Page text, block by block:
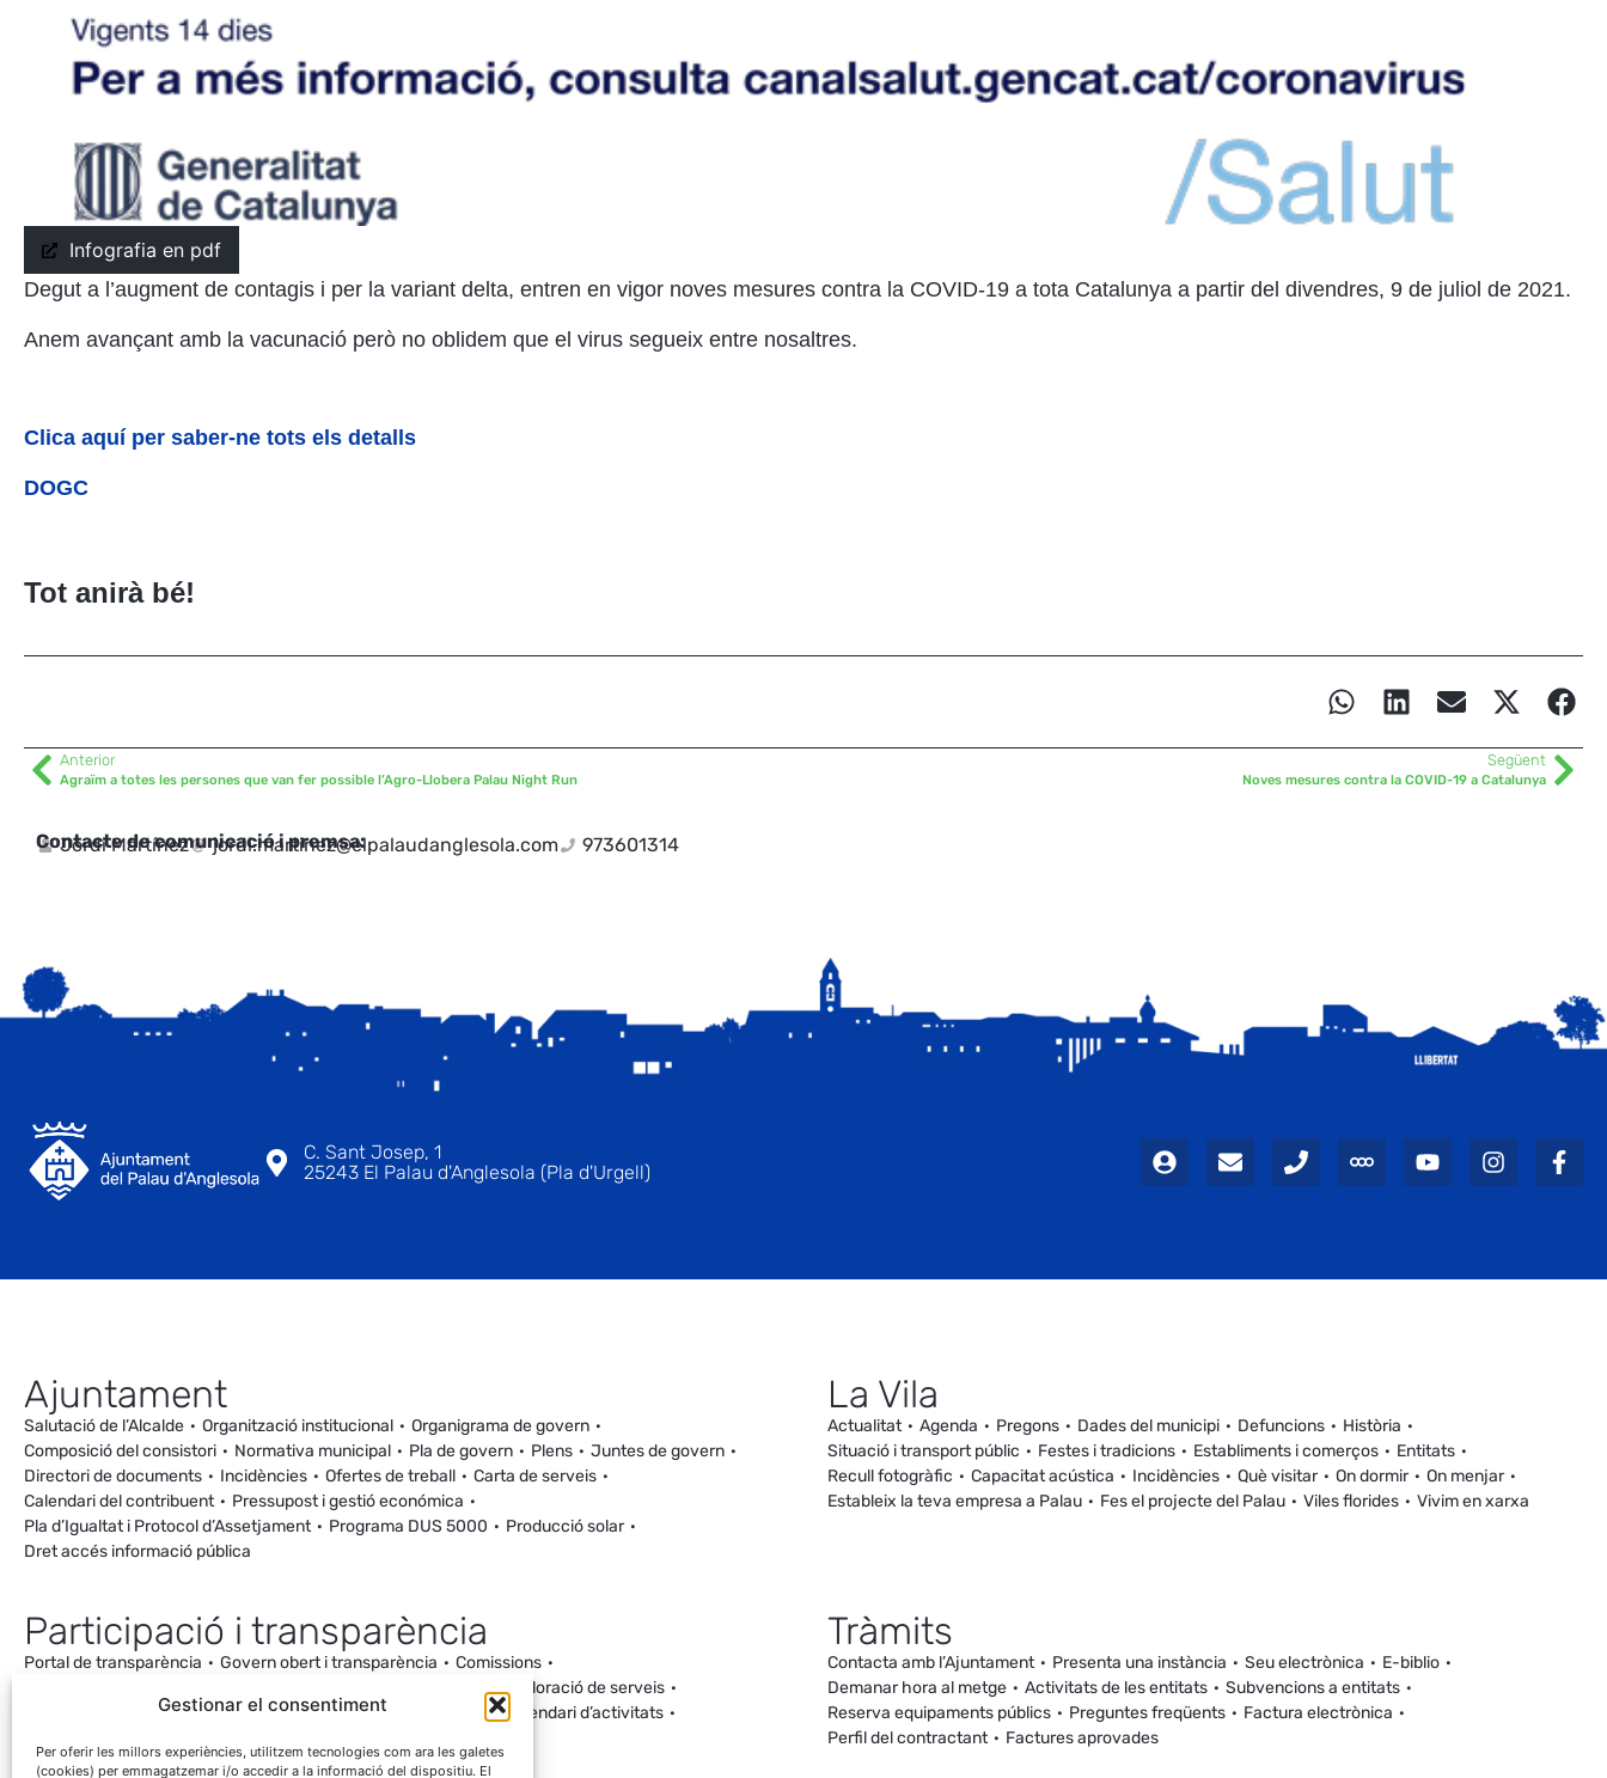
Gestionar el consentiment
Per oferir les millors experiències, utilitzem tecnologies com ara les galetes
(cookies) per emmagatzemar i/o accedir a la informació del dispositiu. El
Infografia en pdf
Degut a l’augment de contagis i per la variant delta, entren en vigor noves mesures contra la COVID-19 a tota Catalunya a partir del divendres, 9 de juliol de 2021.
Anem avançant amb la vacunació però no oblidem que el virus segueix entre nosaltres.
Clica aquí per saber-ne tots els detalls
DOGC
Tot anirà bé!
Anterior
Agraïm a totes les persones que van fer possible l’Agro-Llobera Palau Night Run
Següent
Noves mesures contra la COVID-19 a Catalunya
Contacte de comunicació i premsa:
Jordi Martínez jordi.martinez@elpalaudanglesola.com 973601314
C. Sant Josep, 1
25243 El Palau d'Anglesola (Pla d'Urgell)
Ajuntament
Salutació de l’Alcalde Organització institucional
Organigrama de govern
Composició del consistori
Normativa municipal Pla de govern Plens
Juntes de govern
Directori de documents
Incidències Ofertes de treball
Carta de serveis
Calendari del contribuent
Pressupost i gestió económica
Pla d’Igualtat i Protocol d’Assetjament
Programa DUS 5000
Producció solar
Dret accés informació pública
La Vila
Actualitat Agenda Pregons Dades del municipi Defuncions
Història
Situació i transport públic
Festes i tradicions Establiments i comerços
Entitats
Recull fotogràfic
Capacitat acústica Incidències Què visitar On dormir
On menjar
Estableix la teva empresa a Palau
Fes el projecte del Palau Viles florides Vivim en xarxa
Participació i transparència
Portal de transparència Govern obert i transparència
Comissions
Processos participatius
Valoració de serveis
Canal de denúncies Comunitat local d’energia
Calendari d’activitats
Tràmits
Contacta amb l’Ajuntament Presenta una instància Seu electrònica
E-biblio
Demanar hora al metge
Activitats de les entitats
Subvencions a entitats
Reserva equipaments públics
Preguntes freqüents
Factura electrònica
Perfil del contractant
Factures aprovades